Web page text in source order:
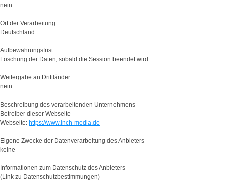
nein
Ort der Verarbeitung
Deutschland
Aufbewahrungsfrist
Löschung der Daten, sobald die Session beendet wird.
Weitergabe an Drittländer
nein
Beschreibung des verarbeitenden Unternehmens
Betreiber dieser Webseite
Webseite: https://www.inch-media.de
Eigene Zwecke der Datenverarbeitung des Anbieters
keine
Informationen zum Datenschutz des Anbieters
(Link zu Datenschutzbestimmungen)